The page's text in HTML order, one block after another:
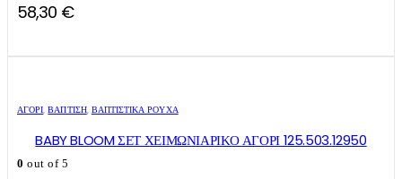
58,30 €
το
έχει
παραλλαγές.
το
έχει
παραλλαγές.
ΑΓΌΡΙ,ΒΑΠΤΙΣΗ, ΒΑΠΤΙΣΤΙΚΆ ΡΟΎΧΑ
BABY BLOOM ΣΕΤ ΧΕΙΜΩΝΙΑΡΙΚΟ ΑΓΟΡΙ 125.503.12950
0 out of 5